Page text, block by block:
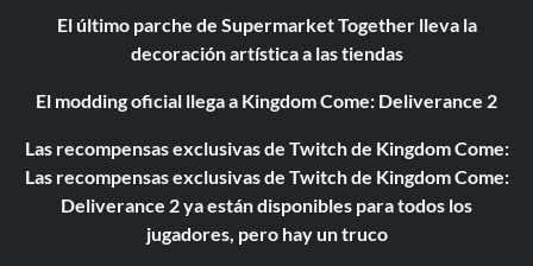
El último parche de Supermarket Together lleva la
decoración artística a las tiendas
El modding oficial llega a Kingdom Come: Deliverance 2
Las recompensas exclusivas de Twitch de Kingdom Come:
Las recompensas exclusivas de Twitch de Kingdom Come:
Deliverance 2 ya están disponibles para todos los
jugadores, pero hay un truco